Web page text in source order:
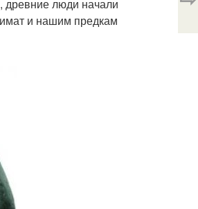
древние люди начали
и нашим предкам